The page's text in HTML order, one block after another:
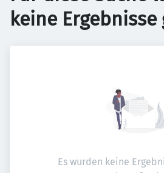
keine
Es wurden keine